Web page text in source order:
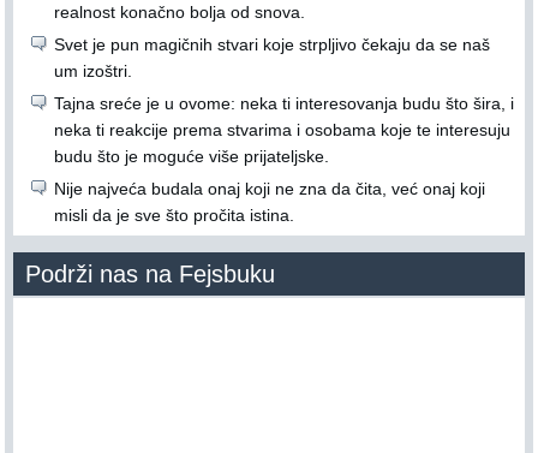
realnost konačno bolja od snova.
Svet je pun magičnih stvari koje strpljivo čekaju da se naš
um izoštri.
Tajna sreće je u ovome: neka ti interesovanja budu što šira, i
neka ti reakcije prema stvarima i osobama koje te interesuju
budu što je moguće više prijateljske.
Nije najveća budala onaj koji ne zna da čita, već onaj koji
misli da je sve što pročita istina.
Podrži nas na Fejsbuku